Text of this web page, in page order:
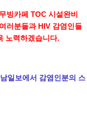
빙카페 TOC 시설완비
여러분들과 HIV 감염인들
노력하겠습니다.
일보에서 감염인분의 스